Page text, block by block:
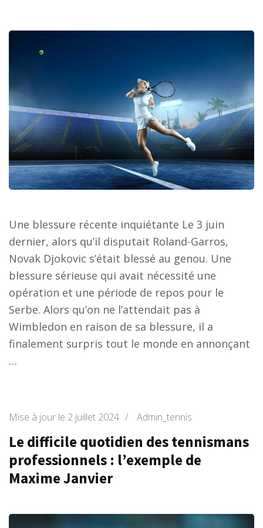
Une blessure récente inquiétante Le 3 juin
dernier, alors qu’il disputait Roland-Garros,
Novak Djokovic s’était blessé au genou. Une
blessure sérieuse qui avait nécessité une
opération et une période de repos pour le
Serbe. Alors qu’on ne l’attendait pas à
Wimbledon en raison de sa blessure, il a
finalement surpris tout le monde en annonçant
…
Mise à jour le 2 juillet 2024 / Admin_tennis
Le difficile quotidien des tennismans
professionnels : l’exemple de
Maxime Janvier